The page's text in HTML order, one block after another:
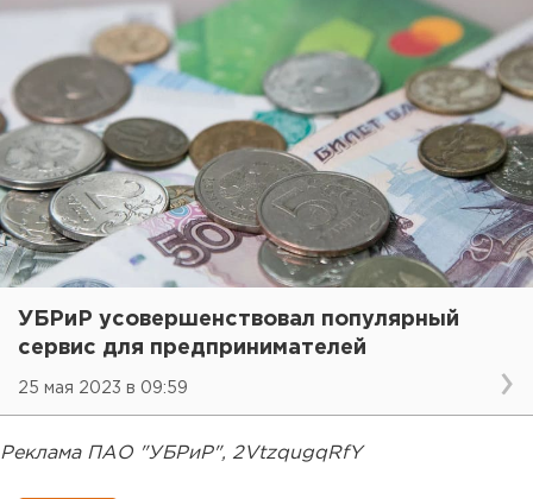
УБРиР усовершенствовал популярный
сервис для предпринимателей
25 мая 2023 в 09:59
Реклама ПАО "УБРиР", 2VtzqugqRfY